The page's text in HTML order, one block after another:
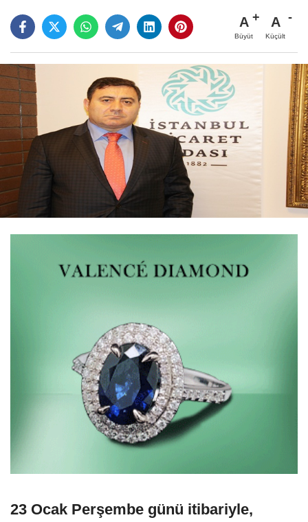
A
Büyüt
A
Küçült
23 Ocak Perşembe günü itibariyle,